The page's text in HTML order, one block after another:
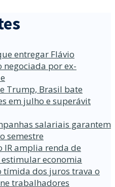
entregar Flávio
negociada por ex-
Trump, Brasil bate
em julho e superávit
salariais garantem
semestre
IR amplia renda de
economia
tímida dos juros trava o
trabalhadores